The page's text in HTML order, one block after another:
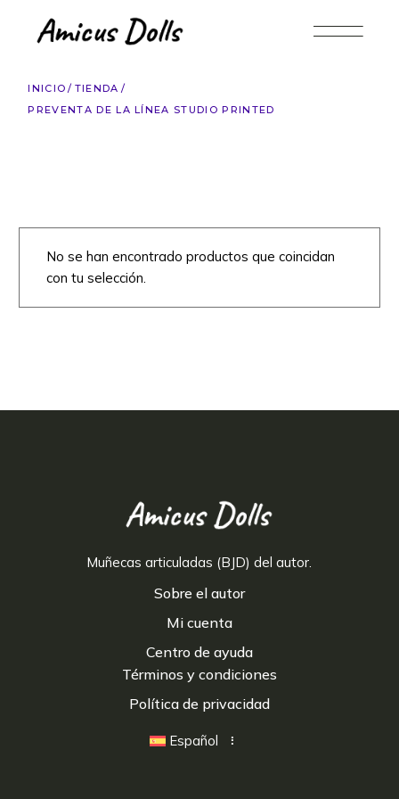
contenido
INICIO
TIENDA
PREVENTA DE LA LÍNEA STUDIO PRINTED
No se han encontrado productos que coincidan
con tu selección.
Sobre el autor
Mi cuenta
Centro de ayuda
Muñecas articuladas (BJD) del autor.
Términos y condiciones
Política de privacidad
Español